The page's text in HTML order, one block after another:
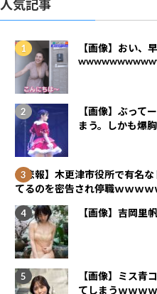
人気記事
【画像】おい、
【画像】ぶって
まう。しかも爆胸
【悲報】木更津市役所で有名
てるのを密告され停職ｗｗｗ
【画像】吉岡
【画像】ミス青
てしまうｗｗｗ